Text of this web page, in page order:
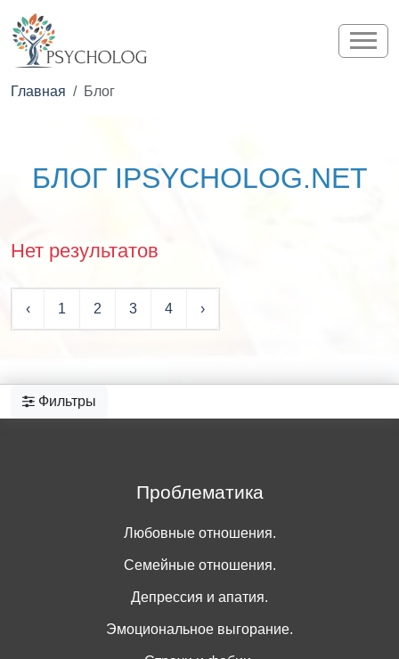
Главная Блог
БЛОГ IPSYCHOLOG.NET
Нет результатов
‹ 1 2 3 4 ›
Фильтры
Проблематика
Любовные отношения.
Семейные отношения.
Депрессия и апатия.
Эмоциональное выгорание.